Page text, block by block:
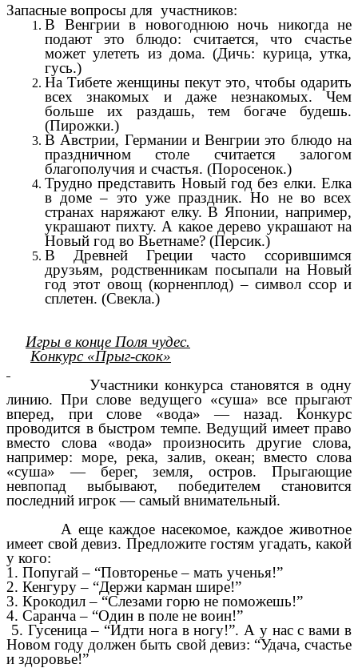
Запасные вопросы для участников:
В Венгрии в новогоднюю ночь никогда не
подают это блюдо: считается, что счастье
может улететь из дома. (Дичь: курица, утка,
гусь.)
На Тибете женщины пекут это, чтобы одарить
всех знакомых и даже незнакомых. Чем
больше их раздашь, тем богаче будешь.
(Пирожки.)
В Австрии, Германии и Венгрии это блюдо на
праздничном столе считается залогом
благополучия и счастья. (Поросенок.)
Трудно представить Новый год без елки. Елка
в доме – это уже праздник. Но не во всех
странах наряжают елку. В Японии, например,
украшают пихту. А какое дерево украшают на
Новый год во Вьетнаме? (Персик.)
В Древней Греции часто ссорившимся
друзьям, родственникам посыпали на Новый
год этот овощ (корненплод) – символ ссор и
сплетен. (Свекла.)
Игры в конце Поля чудес.
Конкурс «Прыг-скок»
Участники конкурса становятся в одну
линию. При слове ведущего «суша» все прыгают
вперед, при слове «вода» — назад. Конкурс
проводится в быстром темпе. Ведущий имеет право
вместо слова «вода» произносить другие слова,
например: море, река, залив, океан; вместо слова
«суша» — берег, земля, остров. Прыгающие
невпопад выбывают, победителем становится
последний игрок — самый внимательный.
А еще каждое насекомое, каждое животное
имеет свой девиз. Предложите гостям угадать, какой
у кого:
1. Попугай – “Повторенье – мать ученья!”
2. Кенгуру – “Держи карман шире!”
3. Крокодил – “Слезами горю не поможешь!”
4. Саранча – “Один в поле не воин!”
5. Гусеница – “Идти нога в ногу!”. А у нас с вами в
Новом году должен быть свой девиз: “Удача, счастье
и здоровье!”